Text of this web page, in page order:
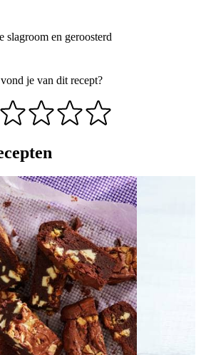
slagroom en geroosterd
je van dit recept?